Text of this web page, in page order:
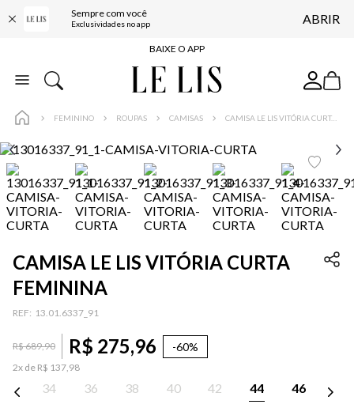
Sempre com você
Exclusividades no app ABRIR
FRETE GRÁTIS*
BAIXE O APP
10% OFF NA PRIMEIRA COMPRA*
FRETE GRÁTIS*
BAIXE O APP
10% OFF NA PRIMEIRA COMPRA*
FEMININO ROUPAS CAMISAS CAMISA LE LIS VITÓRIA CURTA FEMININA
CAMISA LE LIS VITÓRIA CURTA
FEMININA
: 13.01.6337_91
R$689,90 R$ 275,96 -60%
2x de R$ 137,98
34 36 38 40 42 44 46